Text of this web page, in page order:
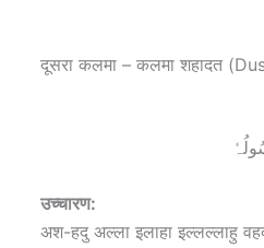
दूसरा कलमा – कलमा शहादत
उच्चारण:
अश-हदु अल्ला इलाहा इल्लल्लाहु